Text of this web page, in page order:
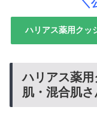
＼
ハリアス薬用クッ
ハリアス薬
肌・混合肌